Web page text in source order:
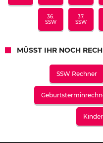
36.
SSW
37.
SSW
MÜSST IHR NOCH
SSW Rechner